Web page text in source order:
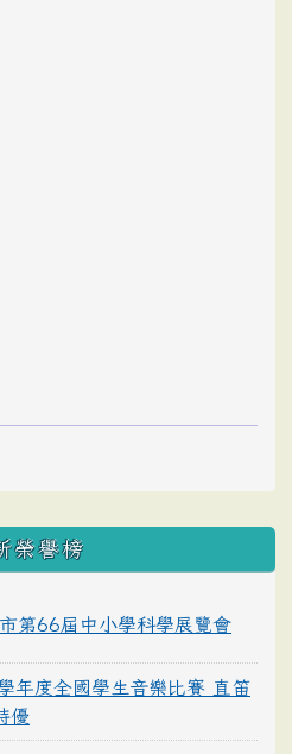
榮譽榜
第66屆中小學科學展覽會
度全國學生音樂比賽 直笛
優